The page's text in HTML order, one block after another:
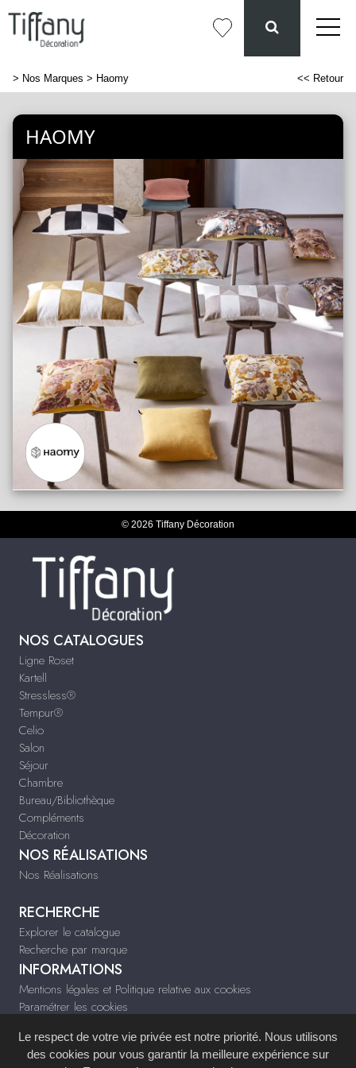
> Nos Marques > Haomy << Retour
HAOMY
© 2026 Tiffany Décoration
NOS CATALOGUES
Ligne Roset
Kartell
Stressless®
Tempur®
Celio
Salon
Séjour
Chambre
Bureau/Bibliothèque
Compléments
Décoration
NOS RÉALISATIONS
Nos Réalisations
RECHERCHE
Explorer le catalogue
Recherche par marque
INFORMATIONS
Mentions légales et Politique relative aux cookies
Paramétrer les cookies
tiffany-deco.fr
Le respect de votre vie privée est notre priorité. Nous utilisons
des cookies pour vous garantir la meilleure expérience sur